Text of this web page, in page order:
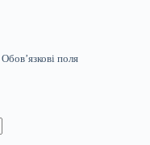
Обов’язкові поля